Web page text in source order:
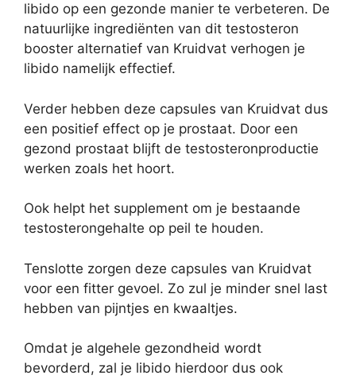
libido op een gezonde manier te verbeteren. De
natuurlijke ingrediënten van dit testosteron
booster alternatief van Kruidvat verhogen je
libido namelijk effectief.
Verder hebben deze capsules van Kruidvat dus
een positief effect op je prostaat. Door een
gezond prostaat blijft de testosteronproductie
werken zoals het hoort.
Ook helpt het supplement om je bestaande
testosterongehalte op peil te houden.
Tenslotte zorgen deze capsules van Kruidvat
voor een fitter gevoel. Zo zul je minder snel last
hebben van pijntjes en kwaaltjes.
Omdat je algehele gezondheid wordt
bevorderd, zal je libido hierdoor dus ook